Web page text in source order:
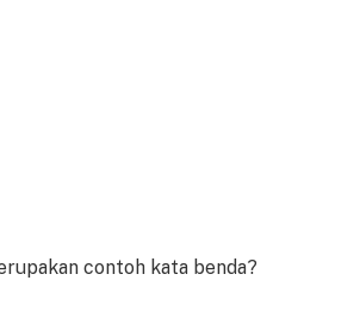
contoh kata benda?